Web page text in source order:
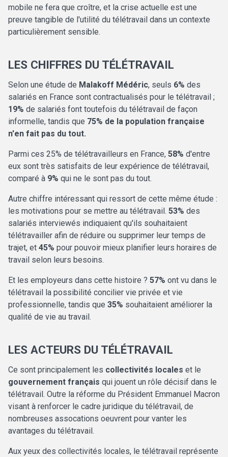
mobile ne fera que croître, et la crise actuelle est une
preuve tangible de l'utilité du télétravail dans un contexte
particulièrement sensible.
LES CHIFFRES DU TÉLÉTRAVAIL
Selon une étude de Malakoff Médéric, seuls 6% des
salariés en France sont contractualisés pour le télétravail ;
19% de salariés font toutefois du télétravail de façon
informelle, tandis que 75% de la population française
n'en fait pas du tout.
Parmi ces 25% de télétravailleurs en France, 58% d'entre
eux sont très satisfaits de leur expérience de télétravail,
comparé à 9% qui ne le sont pas du tout.
Autre chiffre intéressant qui ressort de cette même étude :
les motivations pour se mettre au télétravail. 53% des
salariés interviewés indiquaient qu'ils souhaitaient
télétravailler afin de réduire ou supprimer leur temps de
trajet, et 45% pour pouvoir mieux planifier leurs horaires de
travail selon leurs besoins.
Et les employeurs dans cette histoire ? 57% ont vu dans le
télétravail la possibilité concilier vie privée et vie
professionnelle, tandis que 35% souhaitaient améliorer la
qualité de vie au travail.
LES ACTEURS DU TÉLÉTRAVAIL
Ce sont principalement les collectivités locales et le
gouvernement français qui jouent un rôle décisif dans le
télétravail. Outre la réforme du Président Emmanuel Macron
visant à renforcer le cadre juridique du télétravail, de
nombreuses assocations oeuvrent pour vanter les
avantages du télétravail.
Aux yeux des collectivités locales, le télétravail représente